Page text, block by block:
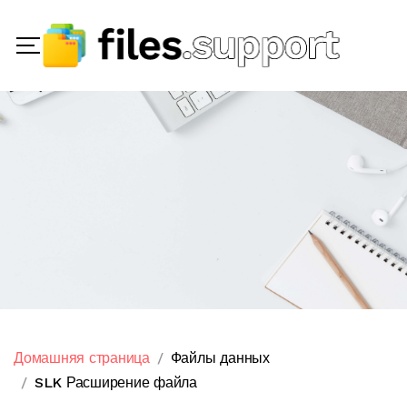
Домашняя страница
Файлы данных
SLK Расширение файла